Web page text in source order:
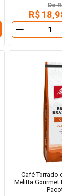
De
R$
Café Torrado
Melitta Gourmet